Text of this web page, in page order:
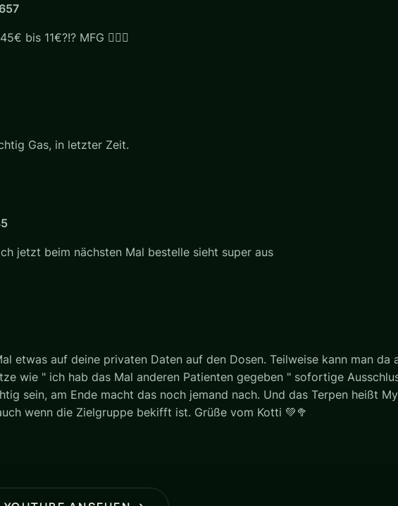
bis 11€?!? MFG 🙋🏼‍♂️
Gas, in letzter Zeit.
jetzt beim nächsten Mal bestelle sieht super aus
etwas auf deine privaten Daten auf den Dosen. Teilweise kann man
wie " ich hab das Mal anderen Patienten gegeben " sofortige
sein, am Ende macht das noch jemand nach. Und das Terpen heißt
wenn die Zielgruppe bekifft ist. Grüße vom Kotti 💚🥦